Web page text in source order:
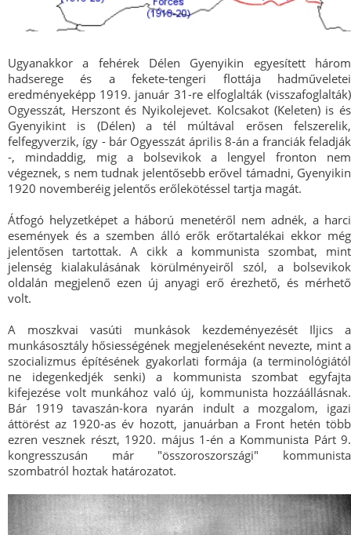
Ugyanakkor a fehérek Délen Gyenyikin egyesített három
hadserege és a fekete-tengeri flottája hadműveletei
eredményeképp 1919. január 31-re elfoglalták (visszafoglalták)
Ogyesszát, Herszont és Nyikolejevet. Kolcsakot (Keleten) is és
Gyenyikint is (Délen) a tél múltával erősen felszerelik,
felfegyverzik, így - bár Ogyesszát április 8-án a franciák feladják
-, mindaddig, mig a bolsevikok a lengyel fronton nem
végeznek, s nem tudnak jelentősebb erővel támadni, Gyenyikin
1920 novemberéig jelentős erőlekötéssel tartja magát.
Átfogó helyzetképet a háború menetéről nem adnék, a harci
események és a szemben álló erők erőtartalékai ekkor még
jelentősen tartottak. A cikk a kommunista szombat, mint
jelenség kialakulásának körülményeiről szól, a bolsevikok
oldalán megjelenő ezen új anyagi erő érezhető, és mérhető
volt.
A moszkvai vasúti munkások kezdeményezését Iljics a
munkásosztály hősiességének megjelenéseként nevezte, mint a
szocializmus építésének gyakorlati formája (a terminológiától
ne idegenkedjék senki) a kommunista szombat egyfajta
kifejezése volt munkához való új, kommunista hozzáállásnak.
Bár 1919 tavaszán-kora nyarán indult a mozgalom, igazi
áttörést az 1920-as év hozott, januárban a Front hetén több
ezren vesznek részt, 1920. május 1-én a Kommunista Párt 9.
kongresszusán már "összoroszországi" kommunista
szombatról hoztak határozatot.